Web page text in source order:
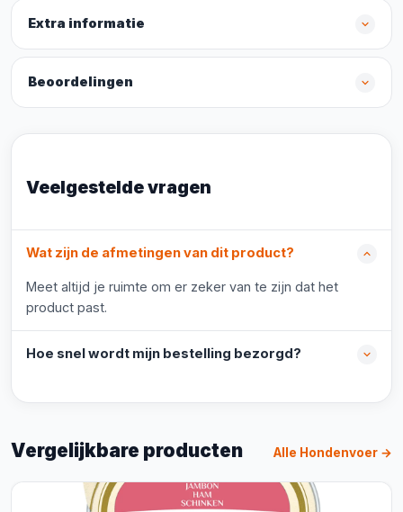
Extra informatie
Beoordelingen
Veelgestelde vragen
Wat zijn de afmetingen van dit product?
Meet altijd je ruimte om er zeker van te zijn dat het
product past.
Hoe snel wordt mijn bestelling bezorgd?
Vergelijkbare producten Alle Hondenvoer →